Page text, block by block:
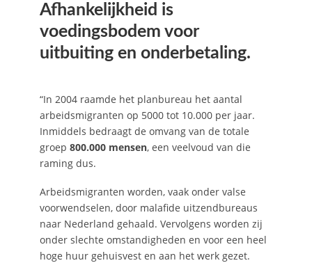
Afhankelijkheid is
voedingsbodem voor
uitbuiting en onderbetaling.
“In 2004 raamde het planbureau het aantal
arbeidsmigranten op 5000 tot 10.000 per jaar.
Inmiddels bedraagt de omvang van de totale
groep 800.000 mensen, een veelvoud van die
raming dus.
Arbeidsmigranten worden, vaak onder valse
voorwendselen, door malafide uitzendbureaus
naar Nederland gehaald. Vervolgens worden zij
onder slechte omstandigheden en voor een heel
hoge huur gehuisvest en aan het werk gezet.